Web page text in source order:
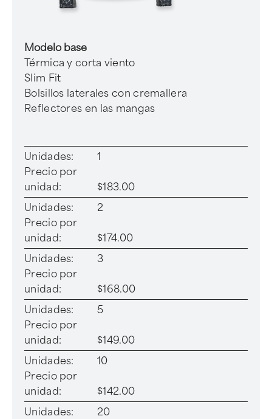
Modelo base
Térmica y corta viento
Slim Fit
Bolsillos laterales con cremallera
Reflectores en las mangas
Unidades:
1
Precio por
unidad:
$183.00
Unidades:
2
Precio por
unidad:
$174.00
Unidades:
3
Precio por
unidad:
$168.00
Unidades:
5
Precio por
unidad:
$149.00
Unidades:
10
Precio por
unidad:
$142.00
Unidades:
20